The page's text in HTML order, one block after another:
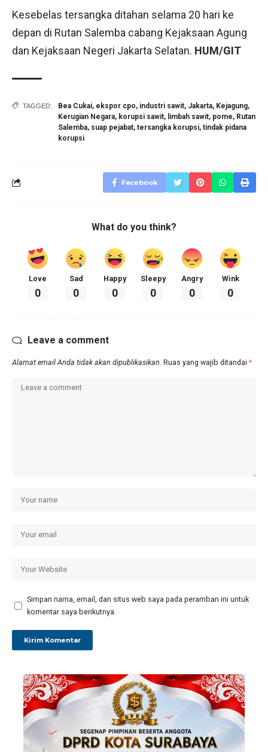
Kesebelas tersangka ditahan selama 20 hari ke
depan di Rutan Salemba cabang Kejaksaan Agung
dan Kejaksaan Negeri Jakarta Selatan. HUM/GIT
TAGGED: Bea Cukai, ekspor cpo, industri sawit, Jakarta, Kejagung,
Kerugian Negara, korupsi sawit, limbah sawit, pome, Rutan
Salemba, suap pejabat, tersangka korupsi, tindak pidana
korupsi
Facebook
What do you think?
Love
0
Sad
0
Happy
0
Sleepy
0
Angry
0
Wink
0
Leave a comment
Alamat email Anda tidak akan dipublikasikan. Ruas yang wajib ditandai *
Simpan nama, email, dan situs web saya pada peramban ini untuk
komentar saya berikutnya.